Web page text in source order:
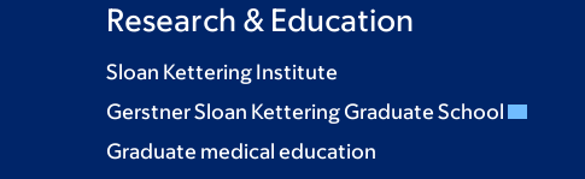
Research & Education
Sloan Kettering Institute
Gerstner Sloan Kettering Graduate School
Graduate medical education